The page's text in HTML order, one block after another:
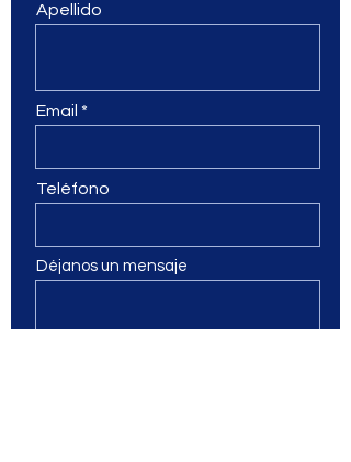
Apellido
Email
Teléfono
Déjanos un mensaje